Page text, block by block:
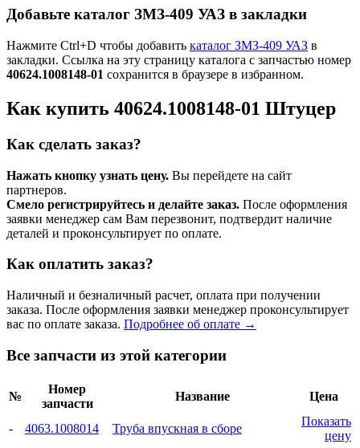
Добавьте каталог ЗМЗ-409 УАЗ в закладки
Нажмите Ctrl+D чтобы добавить каталог ЗМЗ-409 УАЗ в
закладки. Ссылка на эту страницу каталога с запчастью номер
40624.1008148-01 сохранится в браузере в избранном.
Как купить 40624.1008148-01 Штуцер
Как сделать заказ?
Нажать кнопку узнать цену. Вы перейдете на сайт
партнеров.
Смело регистрируйтесь и делайте заказ. После оформления
заявки менеджер сам Вам перезвонит, подтвердит наличие
деталей и проконсультирует по оплате.
Как оплатить заказ?
Наличный и безналичный расчет, оплата при получении
заказа. После оформления заявки менеджер проконсультирует
вас по оплате заказа. Подробнее об оплате →
Все запчасти из этой категории
№
Номер
запчасти
Название Цена
- 4063.1008014 Труба впускная в сборе
Показать
цену